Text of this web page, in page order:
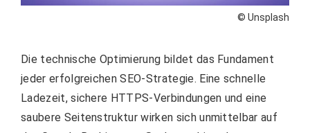
© Unsplash
Die technische Optimierung bildet das Fundament
jeder erfolgreichen SEO-Strategie. Eine schnelle
Ladezeit, sichere HTTPS-Verbindungen und eine
saubere Seitenstruktur wirken sich unmittelbar auf